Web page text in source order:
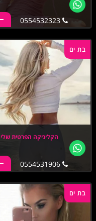
0554532323
בת ים
הקליניקה הפרטית שלי
0554531906
בת ים